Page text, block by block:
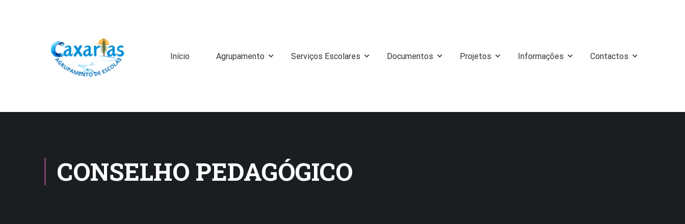
Início Agrupamento Serviços Escolares Documentos Projetos Informações Contactos
CONSELHO PEDAGÓGICO